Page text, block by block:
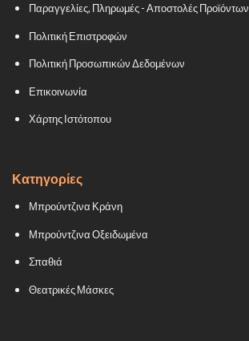
Παραγγελίες, Πληρωμές - Αποστολές Προϊόντων
Πολιτική Επιστροφών
Πολιτική Προσωπικών Δεδομένων
Επικοινωνία
Χάρτης Ιστότοπου
Κατηγορίες
Μπρούντζινα Κράνη
Μπρούντζινα Οξειδωμένα
Σπαθιά
Θεατρικές Μάσκες